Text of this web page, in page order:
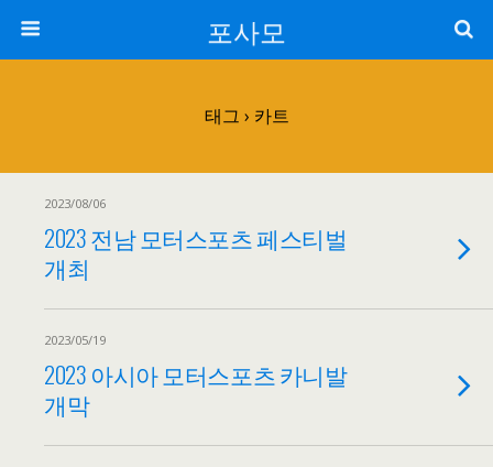
포사모
태그 › 카트
2023/08/06
2023 전남 모터스포츠 페스티벌
개최
2023/05/19
2023 아시아 모터스포츠 카니발
개막